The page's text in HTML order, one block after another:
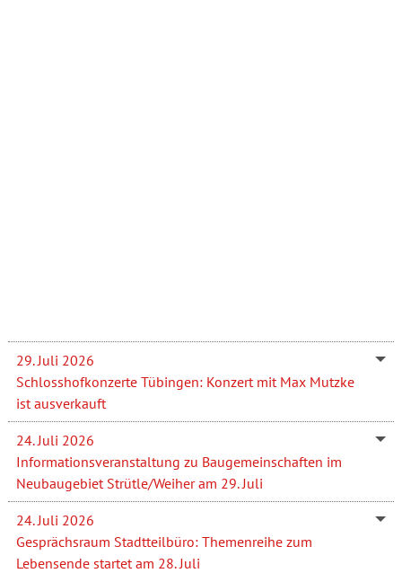
29. Juli 2026
Schlosshofkonzerte Tübingen: Konzert mit Max Mutzke
ist ausverkauft
24. Juli 2026
Informationsveranstaltung zu Baugemeinschaften im
Neubaugebiet Strütle/Weiher am 29. Juli
24. Juli 2026
Gesprächsraum Stadtteilbüro: Themenreihe zum
Lebensende startet am 28. Juli